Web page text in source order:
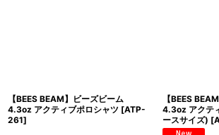
【BEES BEAM】ビーズビーム
4.3oz アクティブポロシャツ [ATP-
261]
【BEES
4.3oz アクテ
ースサイズ) [